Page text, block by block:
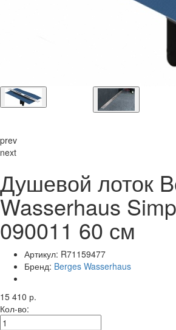
prev
next
Душевой лоток
Wasserhaus
090011 60 см
Артикул: R71159477
Бренд: Berges Wasserhaus
15 410 р.
Кол-во: